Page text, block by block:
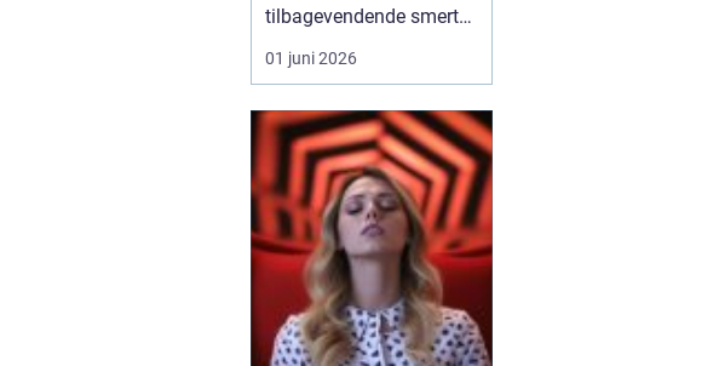
tilbagevendende smerter
i ryg, nakke eller hoved
uden at få den rigtige
arbejder målrettet med
kroppens led og muskler
og kan ofte lindre
smerter, forbedre
bevægeligheden og
forebygge nye p...
01 juni 2026